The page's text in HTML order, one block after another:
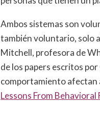
Ambos sistemas son
también voluntario, solo
Mitchell, profesora de
de los papers escritos
comportamiento afectan
Lessons From